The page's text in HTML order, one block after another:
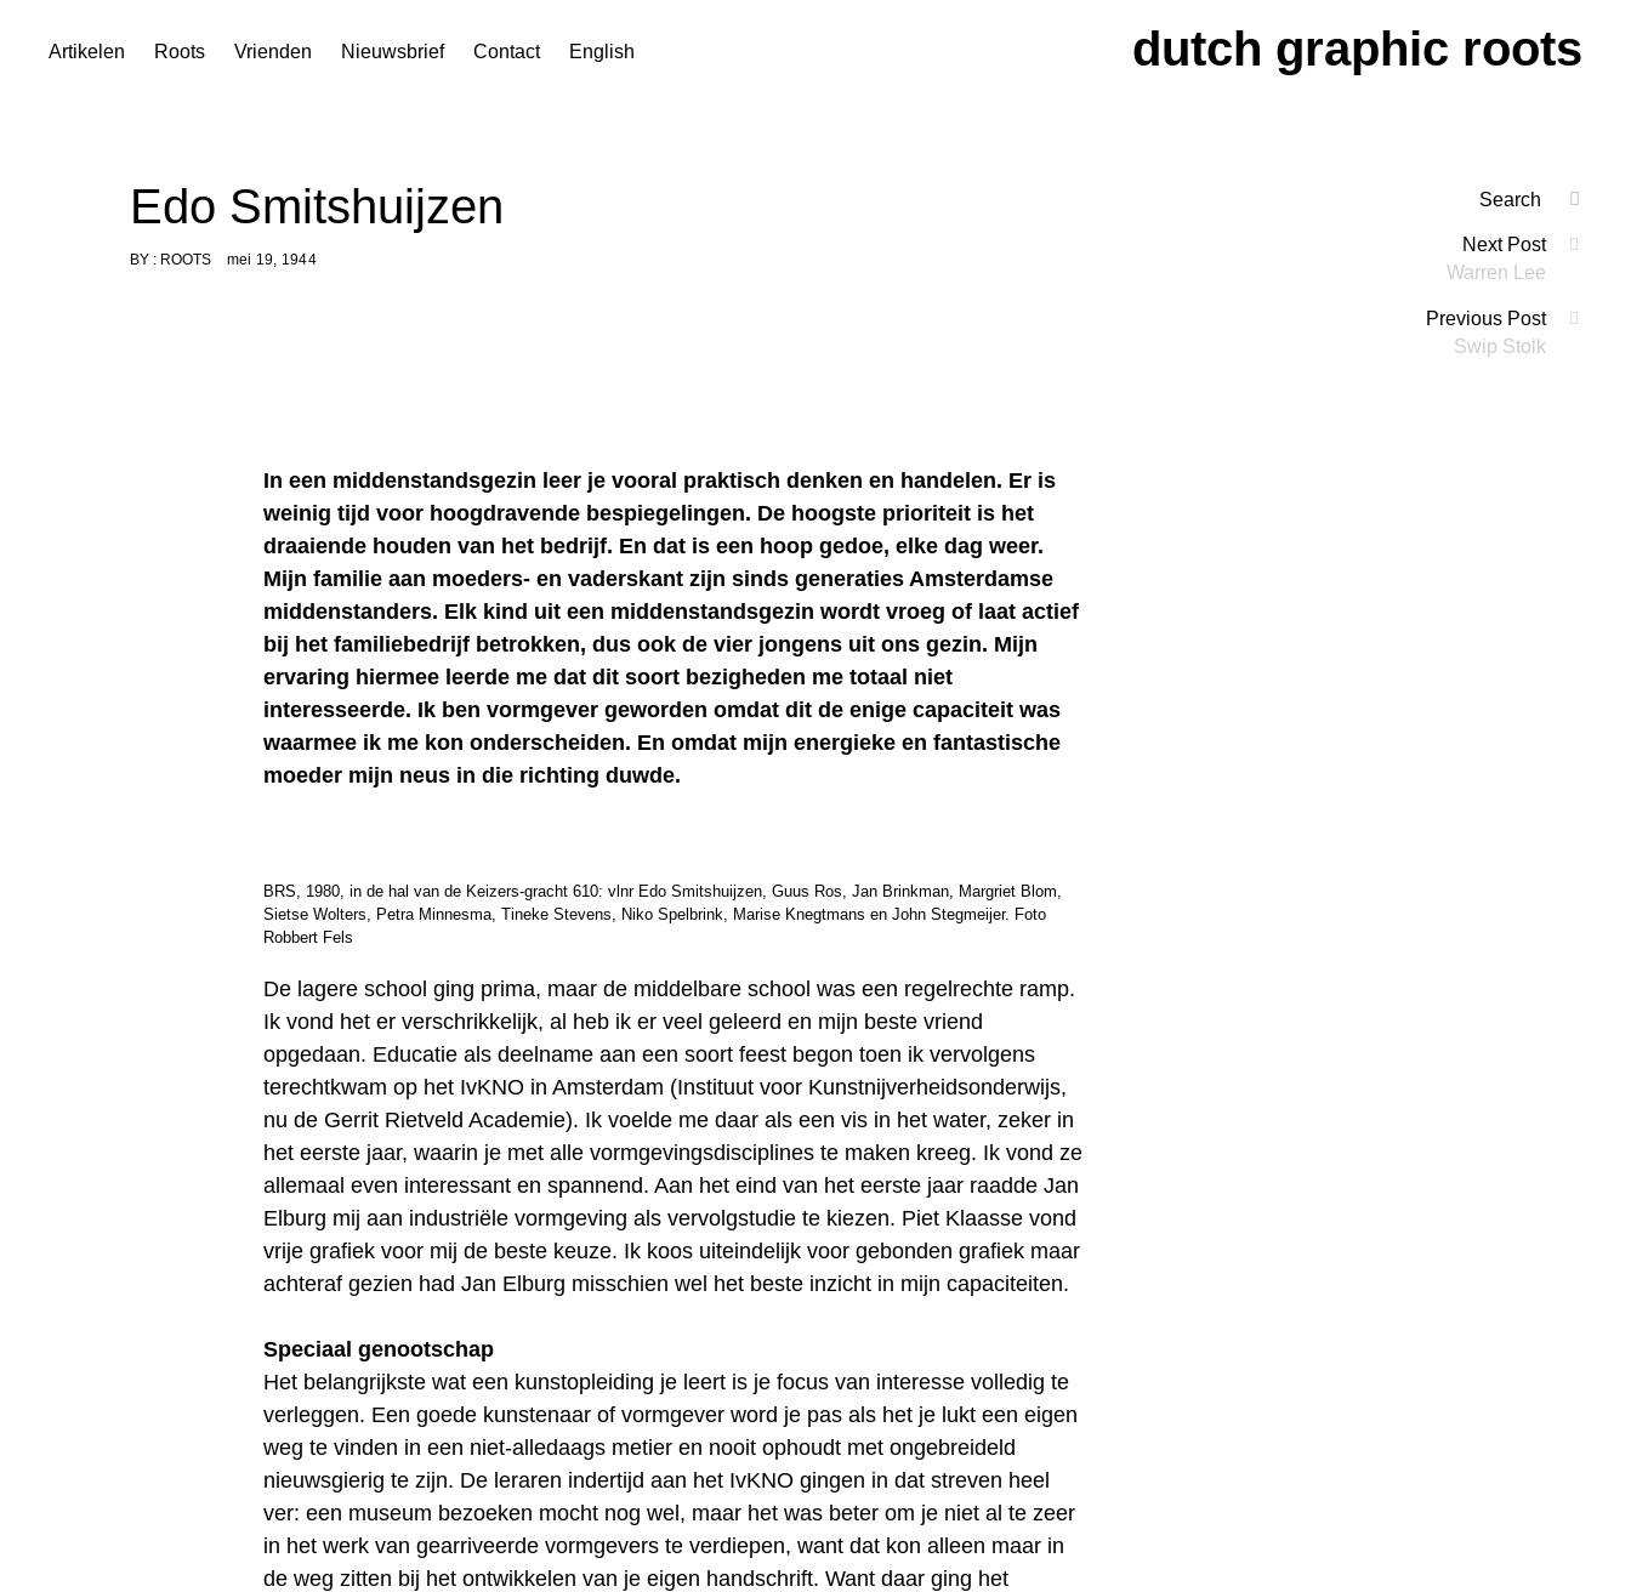
Skip
dutch graphic roots
Artikelen Roots Vrienden Nieuwsbrief Contact English
Edo Smitshuijzen
BY : ROOTS mei 19, 1944
In een middenstandsgezin leer je vooral praktisch denken en handelen. Er is
weinig tijd voor hoogdravende bespiegelingen. De hoogste prioriteit is het
draaiende houden van het bedrijf. En dat is een hoop gedoe, elke dag weer.
Mijn familie aan moeders- en vaderskant zijn sinds generaties Amsterdamse
middenstanders. Elk kind uit een middenstandsgezin wordt vroeg of laat actief
bij het familiebedrijf betrokken, dus ook de vier jongens uit ons gezin. Mijn
ervaring hiermee leerde me dat dit soort bezigheden me totaal niet
interesseerde. Ik ben vormgever geworden omdat dit de enige capaciteit was
waarmee ik me kon onderscheiden. En omdat mijn energieke en fantastische
moeder mijn neus in die richting duwde.
BRS, 1980, in de hal van de Keizers-gracht 610: vlnr Edo Smitshuijzen, Guus Ros, Jan Brinkman, Margriet Blom,
Sietse Wolters, Petra Minnesma, Tineke Stevens, Niko Spelbrink, Marise Knegtmans en John Stegmeijer. Foto
Robbert Fels
De lagere school ging prima, maar de middelbare school was een regelrechte ramp.
Ik vond het er verschrikkelijk, al heb ik er veel geleerd en mijn beste vriend
opgedaan. Educatie als deelname aan een soort feest begon toen ik vervolgens
terechtkwam op het IvKNO in Amsterdam (Instituut voor Kunstnijverheidsonderwijs,
nu de Gerrit Rietveld Academie). Ik voelde me daar als een vis in het water, zeker in
het eerste jaar, waarin je met alle vormgevingsdisciplines te maken kreeg. Ik vond ze
allemaal even interessant en spannend. Aan het eind van het eerste jaar raadde Jan
Elburg mij aan industriële vormgeving als vervolgstudie te kiezen. Piet Klaasse vond
vrije grafiek voor mij de beste keuze. Ik koos uiteindelijk voor gebonden grafiek maar
achteraf gezien had Jan Elburg misschien wel het beste inzicht in mijn capaciteiten.
Speciaal genootschap
Het belangrijkste wat een kunstopleiding je leert is je focus van interesse volledig te
verleggen. Een goede kunstenaar of vormgever word je pas als het je lukt een eigen
weg te vinden in een niet-alledaags metier en nooit ophoudt met ongebreideld
nieuwsgierig te zijn. De leraren indertijd aan het IvKNO gingen in dat streven heel
ver: een museum bezoeken mocht nog wel, maar het was beter om je niet al te zeer
in het werk van gearriveerde vormgevers te verdiepen, want dat kon alleen maar in
de weg zitten bij het ontwikkelen van je eigen handschrift. Want daar ging het
Next Post
Warren Lee
Previous Post
Swip Stolk